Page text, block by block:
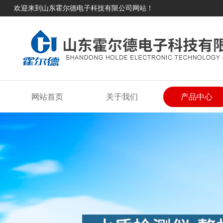
欢迎来到山东霍尔德电子科技有限公司网站！
网站首页 关于我们 产品中心